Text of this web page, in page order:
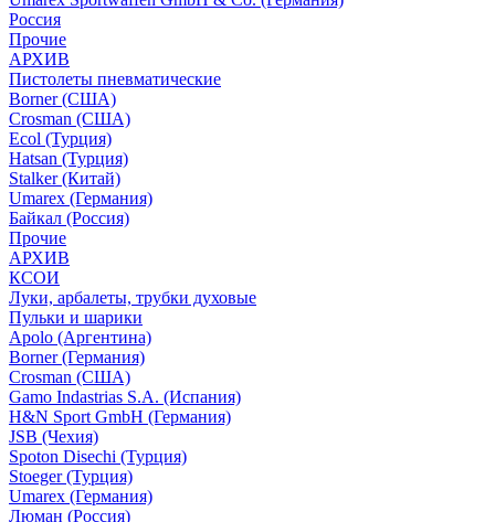
Россия
Прочие
АРХИВ
Пистолеты пневматические
Borner (США)
Crosman (США)
Ecol (Турция)
Hatsan (Турция)
Stalker (Китай)
Umarex (Германия)
Байкал (Россия)
Прочие
АРХИВ
КСОИ
Луки, арбалеты, трубки духовые
Пульки и шарики
Apolo (Аргентина)
Borner (Германия)
Crosman (США)
Gamo Indastrias S.A. (Испания)
H&N Sport GmbH (Германия)
JSB (Чехия)
Spoton Disechi (Турция)
Stoeger (Турция)
Umarex (Германия)
Люман (Россия)